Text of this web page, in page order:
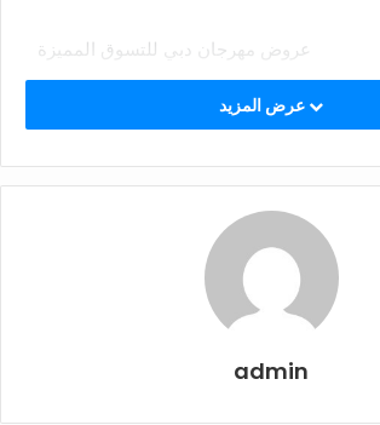
عروض مهرجان دبي للتسوق المميزة
أن تقدّم مجموعة مقاعد ملبوت، التي تمثل
بمكونات متعددة مثل الطاولات الفريدة، ألواح
التخزين المستقلة، مما يوفر تكوينات مرنة
ومبتكرة. من أبرز ميزاتها حشوةClimalight ، والوسائد
بالإضافة إلى سهولة التجميع. لمن يبحثون
في مساحات معيشتهم مقاعد ميلبوت هي
admin